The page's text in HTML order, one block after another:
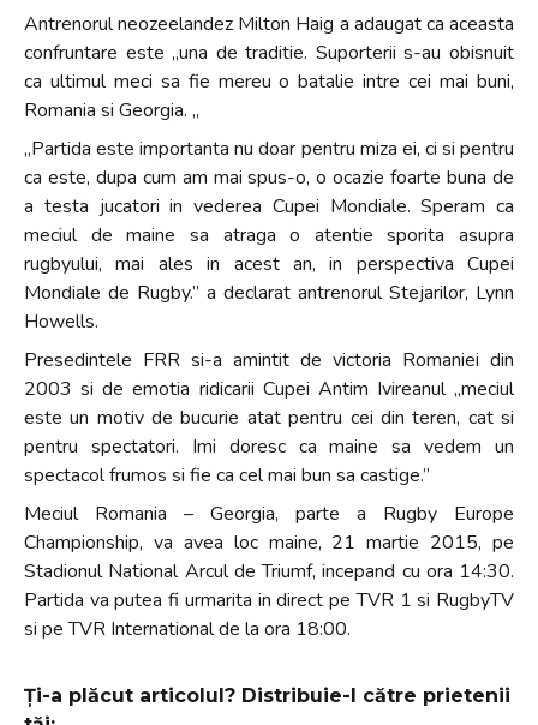
Antrenorul neozeelandez Milton Haig a adaugat ca aceasta
confruntare este „una de traditie. Suporterii s-au obisnuit
ca ultimul meci sa fie mereu o batalie intre cei mai buni,
Romania si Georgia. „
„Partida este importanta nu doar pentru miza ei, ci si pentru
ca este, dupa cum am mai spus-o, o ocazie foarte buna de
a testa jucatori in vederea Cupei Mondiale. Speram ca
meciul de maine sa atraga o atentie sporita asupra
rugbyului, mai ales in acest an, in perspectiva Cupei
Mondiale de Rugby.” a declarat antrenorul Stejarilor, Lynn
Howells.
Presedintele FRR si-a amintit de victoria Romaniei din
2003 si de emotia ridicarii Cupei Antim Ivireanul „meciul
este un motiv de bucurie atat pentru cei din teren, cat si
pentru spectatori. Imi doresc ca maine sa vedem un
spectacol frumos si fie ca cel mai bun sa castige.”
Meciul Romania – Georgia, parte a Rugby Europe
Championship, va avea loc maine, 21 martie 2015, pe
Stadionul National Arcul de Triumf, incepand cu ora 14:30.
Partida va putea fi urmarita in direct pe TVR 1 si RugbyTV
si pe TVR International de la ora 18:00.
Ți-a plăcut articolul? Distribuie-l către prietenii